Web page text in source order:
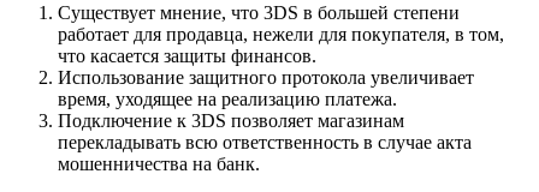
Существует мнение, что 3DS в большей степени
работает для продавца, нежели для покупателя, в том,
что касается защиты финансов.
Использование защитного протокола увеличивает
время, уходящее на реализацию платежа.
Подключение к 3DS позволяет магазинам
перекладывать всю ответственность в случае акта
мошенничества на банк.